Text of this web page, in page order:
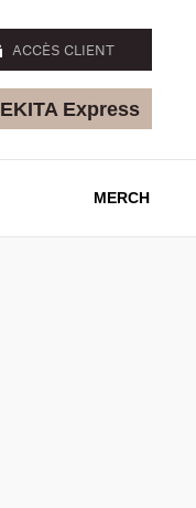
ACCÈS CLIENT
EKITA Express
MERCH